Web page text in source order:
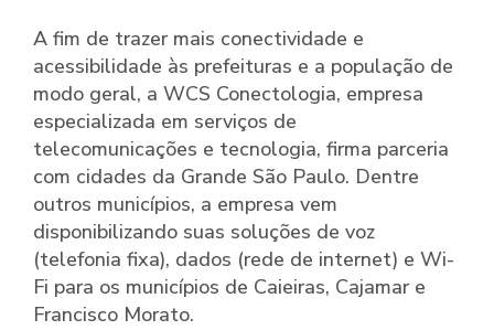
A fim de trazer mais conectividade e
acessibilidade às prefeituras e a população de
modo geral, a WCS Conectologia, empresa
especializada em serviços de
telecomunicações e tecnologia, firma parceria
com cidades da Grande São Paulo. Dentre
outros municípios, a empresa vem
disponibilizando suas soluções de voz
(telefonia fixa), dados (rede de internet) e Wi-
Fi para os municípios de Caieiras, Cajamar e
Francisco Morato.